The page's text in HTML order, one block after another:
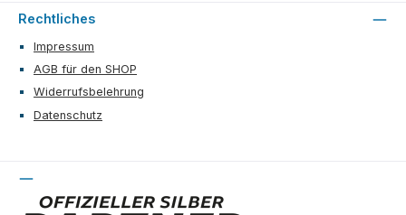
Rechtliches
Impressum
AGB für den SHOP
Widerrufsbelehrung
Datenschutz